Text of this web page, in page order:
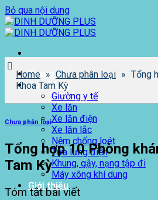
Bỏ qua nội dung
Trang chủ
Cửa hàng
Giường y tế
Xe lăn
Xe lăn điện
Xe lăn lắc
Nệm chống loét
Tựa lưng điện
Khung, gậy, nạng tập đi
Máy xông khí dung
Giới thiệu
Home » Chưa phân loại » Tổng
Khoa Tam Kỳ
Chưa phân loại
Tổng hợp 10 Phòng
Tam Kỳ
Tóm tắt bài viết